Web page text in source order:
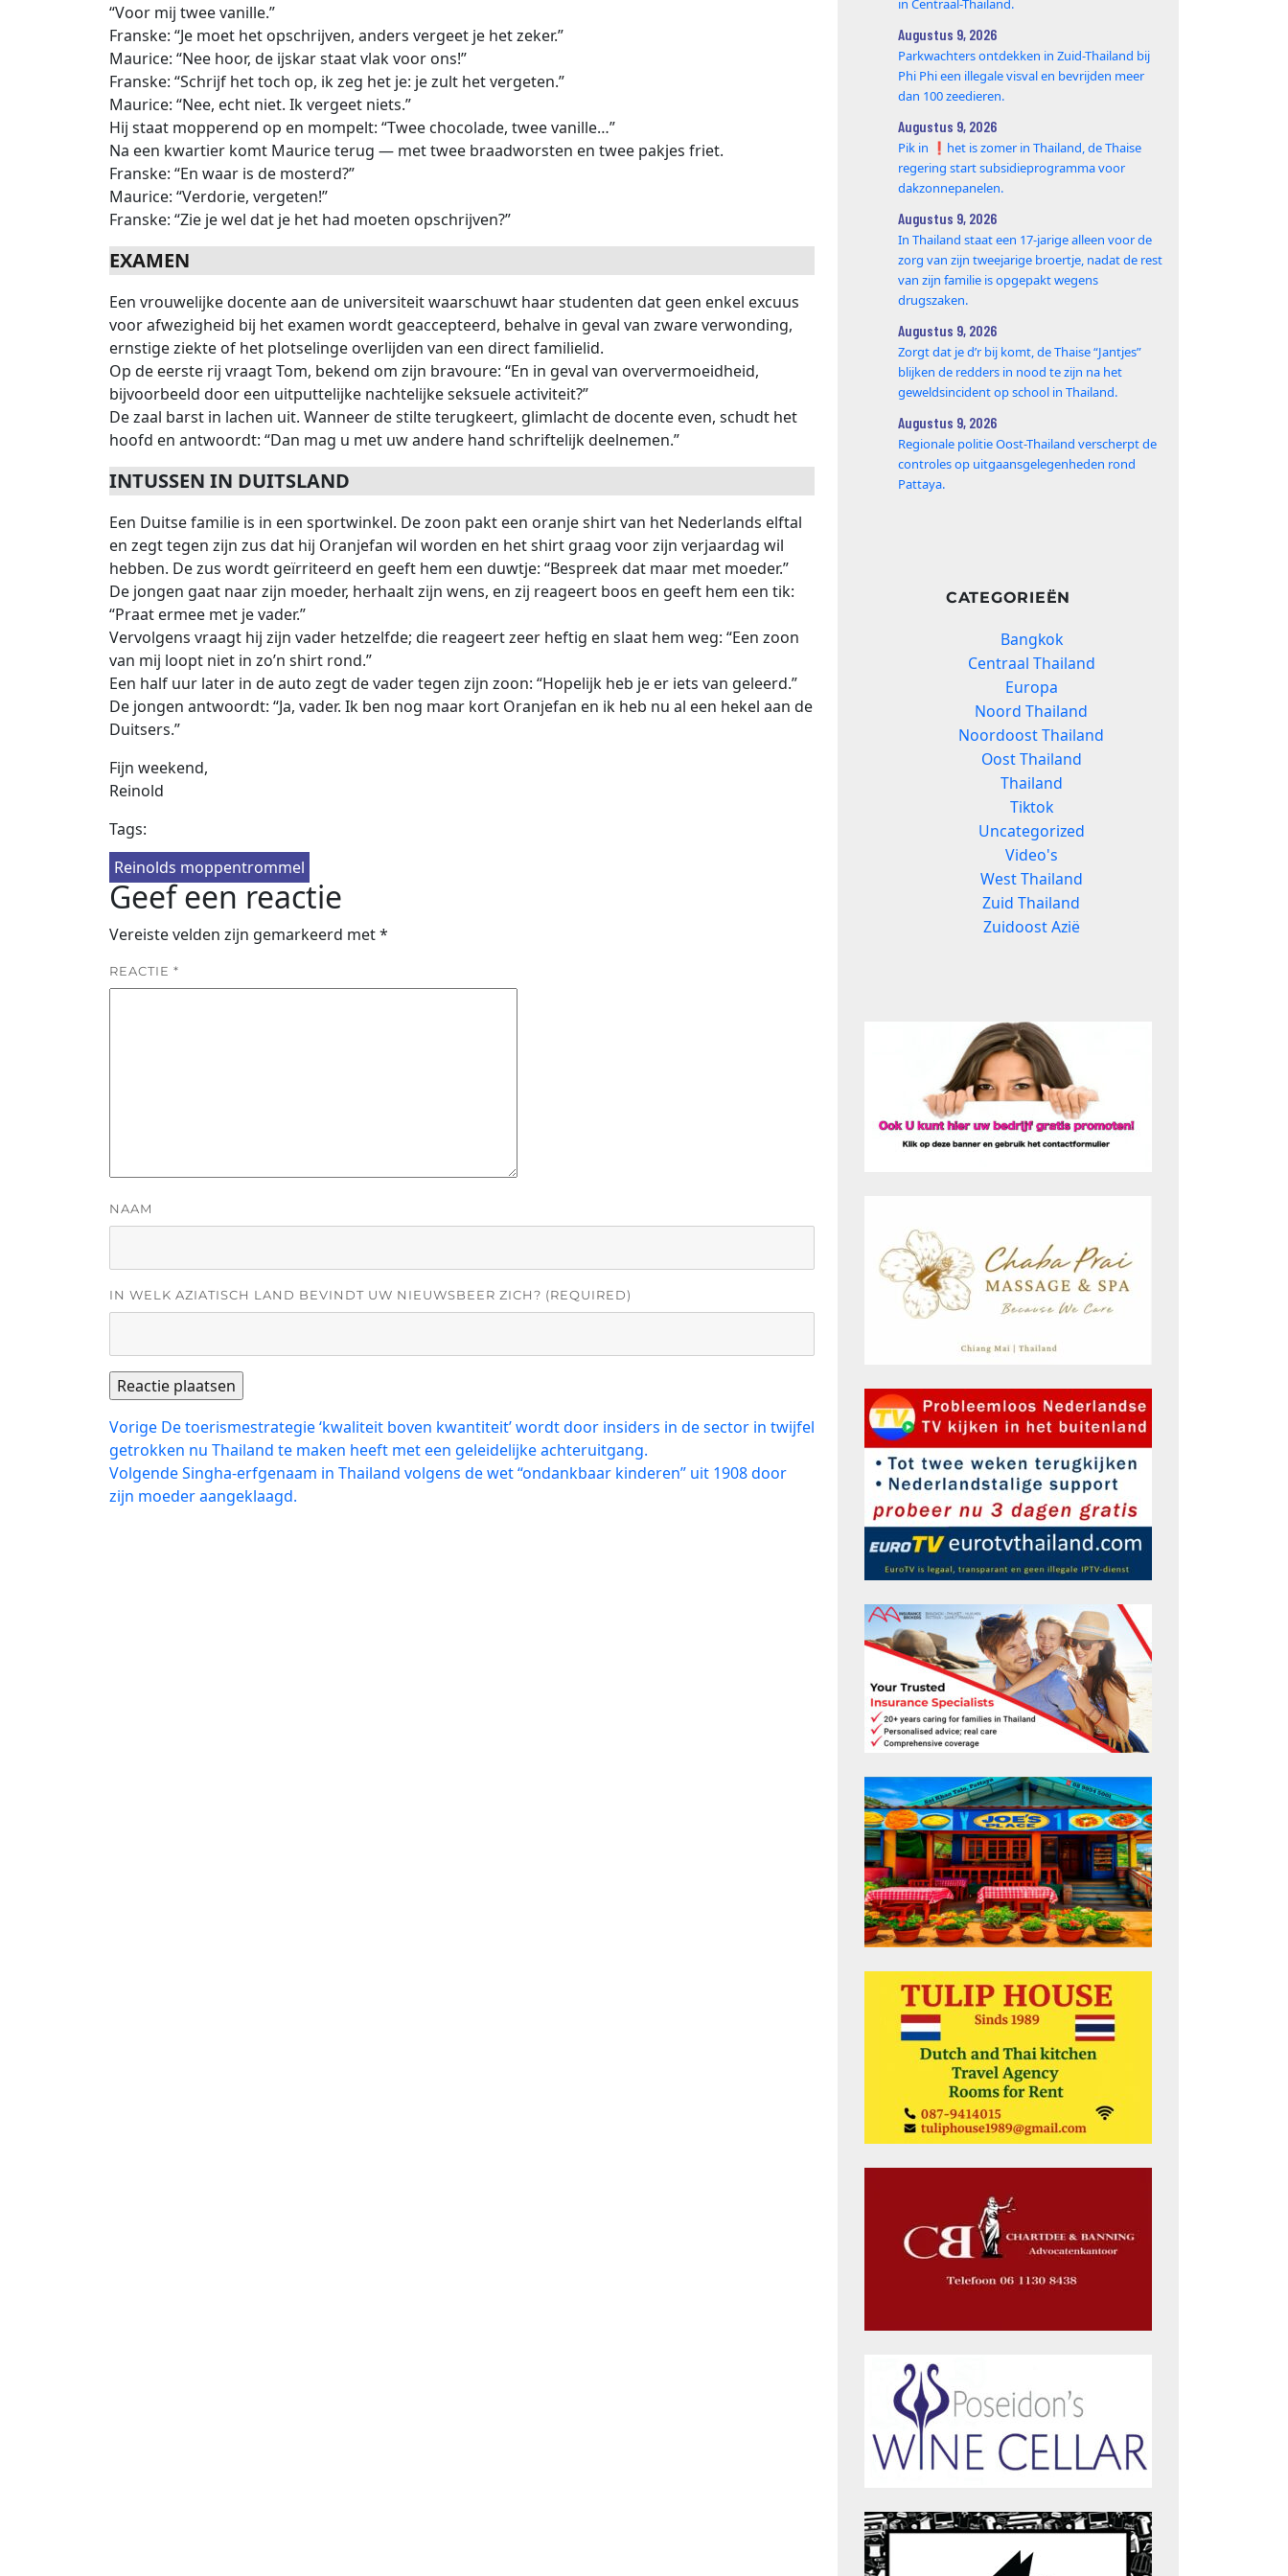
“Voor mij twee vanille.”
Franske: “Je moet het opschrijven, anders vergeet je het zeker.”
Maurice: “Nee hoor, de ijskar staat vlak voor ons!”
Franske: “Schrijf het toch op, ik zeg het je: je zult het vergeten.”
Maurice: “Nee, echt niet. Ik vergeet niets.”
Hij staat mopperend op en mompelt: “Twee chocolade, twee vanille…”
Na een kwartier komt Maurice terug — met twee braadworsten en twee pakjes friet.
Franske: “En waar is de mosterd?”
Maurice: “Verdorie, vergeten!”
Franske: “Zie je wel dat je het had moeten opschrijven?”
EXAMEN
Een vrouwelijke docente aan de universiteit waarschuwt haar studenten dat geen enkel excuus
voor afwezigheid bij het examen wordt geaccepteerd, behalve in geval van zware verwonding,
ernstige ziekte of het plotselinge overlijden van een direct familielid.
Op de eerste rij vraagt Tom, bekend om zijn bravoure: “En in geval van oververmoeidheid,
bijvoorbeeld door een uitputtelijke nachtelijke seksuele activiteit?”
De zaal barst in lachen uit. Wanneer de stilte terugkeert, glimlacht de docente even, schudt het
hoofd en antwoordt: “Dan mag u met uw andere hand schriftelijk deelnemen.”
INTUSSEN IN DUITSLAND
Een Duitse familie is in een sportwinkel. De zoon pakt een oranje shirt van het Nederlands elftal
en zegt tegen zijn zus dat hij Oranjefan wil worden en het shirt graag voor zijn verjaardag wil
hebben. De zus wordt geïrriteerd en geeft hem een duwtje: “Bespreek dat maar met moeder.”
De jongen gaat naar zijn moeder, herhaalt zijn wens, en zij reageert boos en geeft hem een tik:
“Praat ermee met je vader.”
Vervolgens vraagt hij zijn vader hetzelfde; die reageert zeer heftig en slaat hem weg: “Een zoon
van mij loopt niet in zo’n shirt rond.”
Een half uur later in de auto zegt de vader tegen zijn zoon: “Hopelijk heb je er iets van geleerd.”
De jongen antwoordt: “Ja, vader. Ik ben nog maar kort Oranjefan en ik heb nu al een hekel aan de
Duitsers.”
Fijn weekend,
Reinold
Tags:
Reinolds moppentrommel
Geef een reactie
Vereiste velden zijn gemarkeerd met*
REACTIE *
NAAM
IN WELK AZIATISCH LAND BEVINDT UW NIEUWSBEER ZICH? (REQUIRED)
Bericht
navigatie
Vorige Vorig
bericht:
De toerismestrategie ‘kwaliteit boven kwantiteit’ wordt door insiders in de sector in twijfel
getrokken nu Thailand te maken heeft met een geleidelijke achteruitgang.
VolgendeVolgend
bericht:
Singha-erfgenaam in Thailand volgens de wet “ondankbaar kinderen” uit 1908 door
zijn moeder aangeklaagd.
in Centraal-Thailand.
Augustus 9, 2026
Parkwachters ontdekken in Zuid-Thailand bij
Phi Phi een illegale visval en bevrijden meer
dan 100 zeedieren.
Augustus 9, 2026
Pik in ❗️het is zomer in Thailand, de Thaise
regering start subsidieprogramma voor
dakzonnepanelen.
Augustus 9, 2026
In Thailand staat een 17‑jarige alleen voor de
zorg van zijn tweejarige broertje, nadat de rest
van zijn familie is opgepakt wegens
drugszaken.
Augustus 9, 2026
Zorgt dat je d’r bij komt, de Thaise “Jantjes”
blijken de redders in nood te zijn na het
geweldsincident op school in Thailand.
Augustus 9, 2026
Regionale politie Oost-Thailand verscherpt de
controles op uitgaansgelegenheden rond
Pattaya.
CATEGORIEËN
Bangkok
Centraal Thailand
Europa
Noord Thailand
Noordoost Thailand
Oost Thailand
Thailand
Tiktok
Uncategorized
Video's
West Thailand
Zuid Thailand
Zuidoost Azië